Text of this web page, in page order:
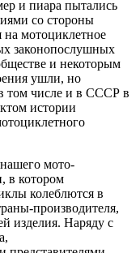
и пиара пытались
со стороны
на мотоциклетное
законопослушных
и некоторым
ушли, но
том числе и в СССР в
истории
мото-
в котором
колеблются в
производителя,
изделия. Наряду с